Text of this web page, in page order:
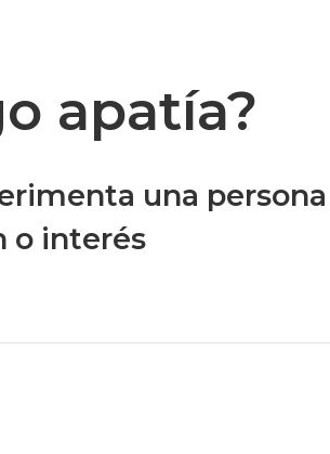
apatía?
una
o interés